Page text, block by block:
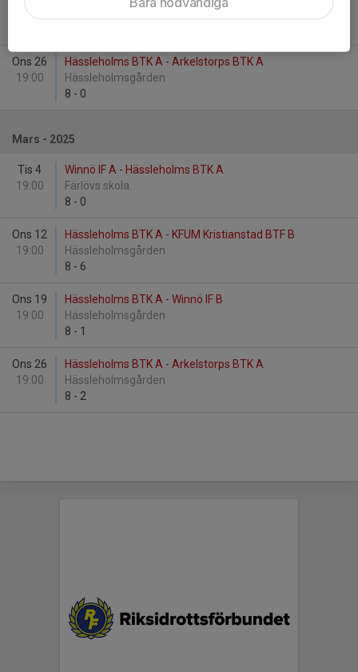
Ons 26
19:00
Hässleholms BTK A - Arkelstorps BTK A
Hässleholmsgården
8 - 0
Mars - 2025
Tis 4
19:00
Winnö IF A - Hässleholms BTK A
Färlövs skola.
8 - 0
Ons 12
19:00
Hässleholms BTK A - KFUM Kristianstad BTF B
Hässleholmsgården
8 - 6
Ons 19
19:00
Hässleholms BTK A - Winnö IF B
Hässleholmsgården
8 - 1
Ons 26
19:00
Hässleholms BTK A - Arkelstorps BTK A
Hässleholmsgården
8 - 2